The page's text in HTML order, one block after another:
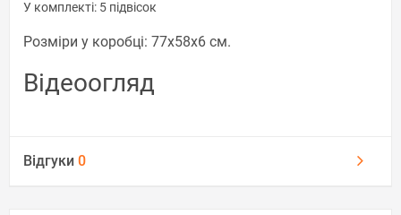
У комплекті: 5 підвісок
Розміри у коробці: 77х58х6 см.
Відеоогляд
Відгуки 0